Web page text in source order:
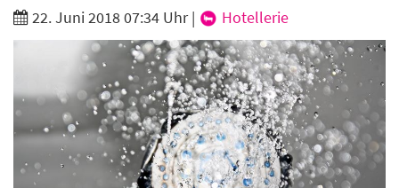
22. Juni 2018 07:34 Uhr| Hotellerie
Branche
Ich möchte folgende Newsletter erhalten
Tageskarte-Newsletter (gegen 8.30 Uhr)
Ich habe dieDatenschutzerklärungzur Kenntnis